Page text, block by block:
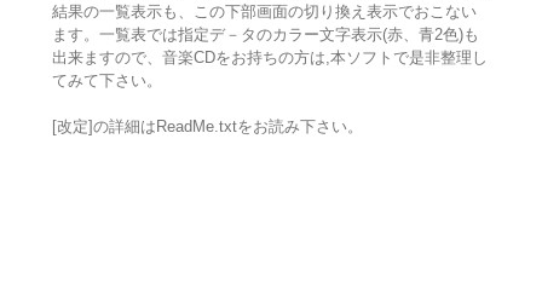
結果の一覧表示も、この下部画面の切り換え表示でおこない
ます。一覧表では指定デ－タのカラー文字表示(赤、青2色)も
出来ますので、音楽CDをお持ちの方は,本ソフトで是非整理し
てみて下さい。
[改定]の詳細はReadMe.txtをお読み下さい。